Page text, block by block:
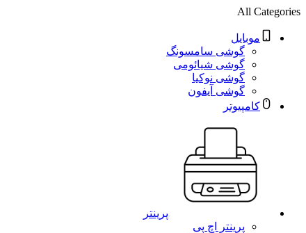
All Categories
موبایل
گوشی سامسونگ
گوشی شیائومی
گوشی نوکیا
گوشی آیفون
کامپیوتر
پرینتر
پرینتر اچ پی